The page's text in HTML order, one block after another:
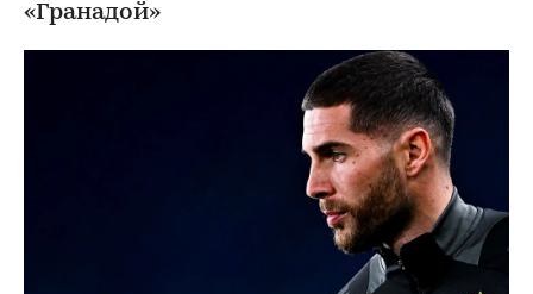
«Гранадой»